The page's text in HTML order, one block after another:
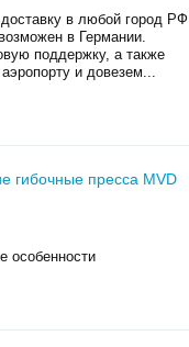
в любой город РФ
в Германии.
поддержку, а также
и довезем...
гибочные пресса MVD
особенности